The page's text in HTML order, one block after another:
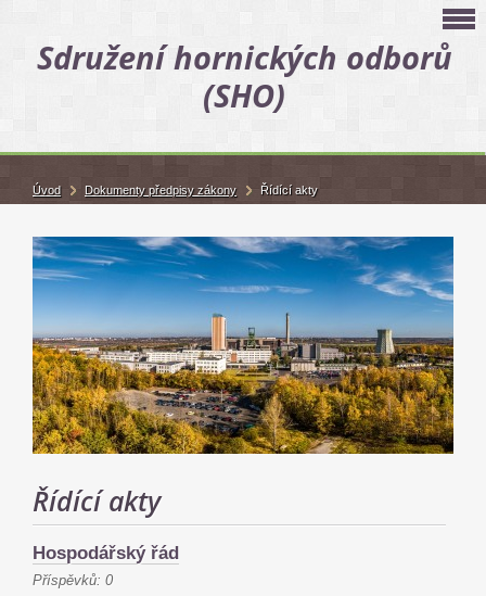
Sdružení hornických odborů
(SHO)
Řídící akty
Hospodářský řád
Příspěvků: 0
Úvod Dokumenty předpisy zákony Řídící akty